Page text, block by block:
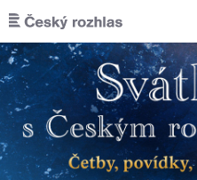
Přejít k hlavnímu obsahu